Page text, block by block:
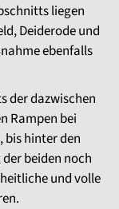
liegen
Deiderode und
ebenfalls
der dazwischen
Rampen bei
bis hinter den
beiden noch
und volle